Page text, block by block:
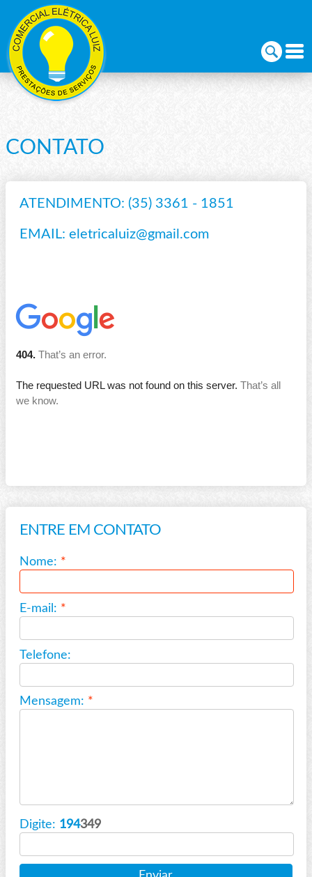
CONTATO
ATENDIMENTO: (35) 3361 - 1851
EMAIL: eletricaluiz@gmail.com
ENTRE EM CONTATO
Nome: *
E-mail: *
Telefone:
Mensagem: *
Digite: 194349